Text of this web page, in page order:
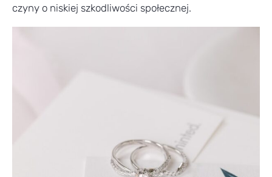
czyny o niskiej szkodliwości społecznej.